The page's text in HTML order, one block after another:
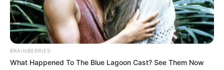
BRAINBERRIES
What Happened To The Blue Lagoon Cast? See Them Now